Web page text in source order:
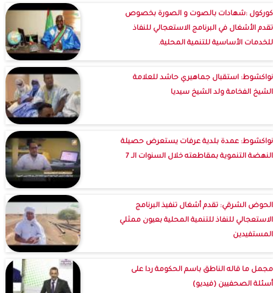
كوركول :شهادات بالصوت و الصورة بخصوص
تقدم الأشغال في البرنامج الاستعجالي للنفاذ
للخدمات الأساسية للتنمية المحلية.
نواكشوط: استقبال جماهيري حاشد للعلامة
الشيخ الفخامة ولد الشيخ سيديا
نواكشوط: عمدة بلدية عرفات يستعرض حصيلة
النهضة التنموية بمقاطعته خلال السنوات الـ 7
الحوض الشرقي: تقدم أشغال تنفيذ البرنامج
الاستعجالي للنفاذ للتنمية المحلية بعيون ممثلي
المستفيدين
مجمل ما قاله الناطق باسم الحكومة ردا على
أسئلة الصحفيين (فيديو)